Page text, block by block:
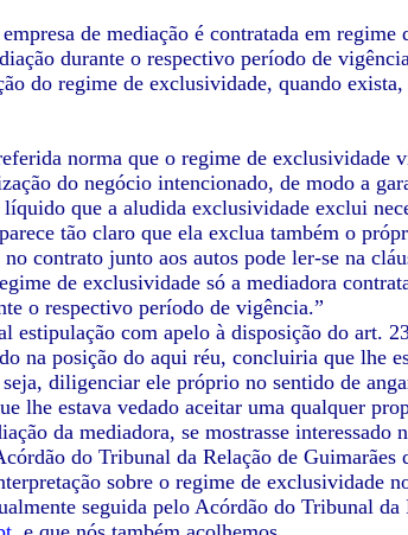
de mediação é contratada em
durante o respectivo período de
do regime de exclusividade, quando
norma que o regime de exclusividade
do negócio intencionado, de modo a
líquido que a aludida exclusividade exclui
tão claro que ela exclua também o
contrato junto aos autos pode ler-se na
de exclusividade só a mediadora
o respectivo período de vigência.”
estipulação com apelo à disposição do art.
na posição do aqui réu, concluiria que lhe
diligenciar ele próprio no sentido de
lhe estava vedado aceitar uma qualquer
da mediadora, se mostrasse interessado
do Tribunal da Relação de
sobre o regime de exclusividade
seguida pelo Acórdão do Tribunal